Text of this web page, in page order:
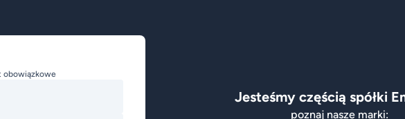
obowiązkowe
Jesteśmy częścią spółki
poznaj nasze marki: